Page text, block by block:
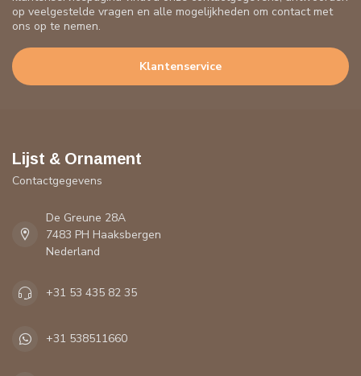
op veelgestelde vragen en alle mogelijkheden om contact met
ons op te nemen.
Klantenservice
Lijst & Ornament
Contactgegevens
De Greune 28A
7483 PH Haaksbergen
Nederland
+31 53 435 82 35
+31 538511660